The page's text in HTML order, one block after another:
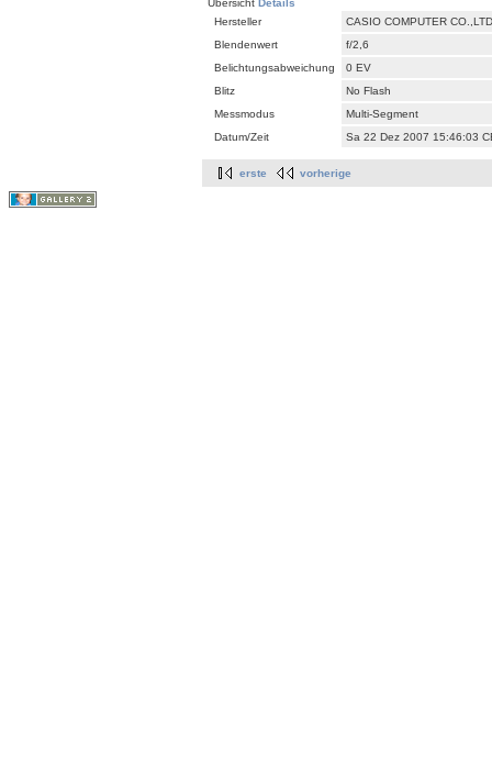
Übersicht Details
Hersteller
CASIO COMPUTER CO.,LTD
Blendenwert
f/2,6
Belichtungsabweichung
0 EV
Blitz
No Flash
Messmodus
Multi-Segment
Datum/Zeit
Sa 22 Dez 2007 15:46:03
erste vorherige